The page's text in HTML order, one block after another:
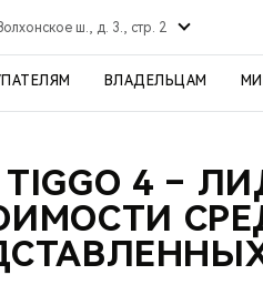
ш., д. 3., стр. 2
ВЛАДЕЛЬЦАМ
TIGGO 4 –